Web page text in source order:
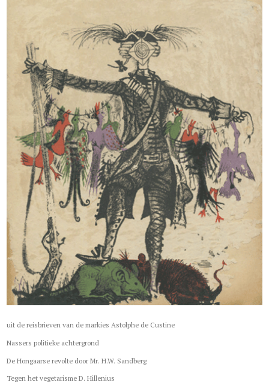
uit de reisbrieven van de markies Astolphe de Custine
Nassers politieke achtergrond
De Hongaarse revolte door Mr. H.W. Sandberg
Tegen het vegetarisme D. Hillenius